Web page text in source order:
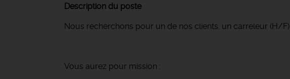
Description du poste
Nous recherchons pour un de nos clients, un carreleur (H/F)
Vous aurez pour mission :